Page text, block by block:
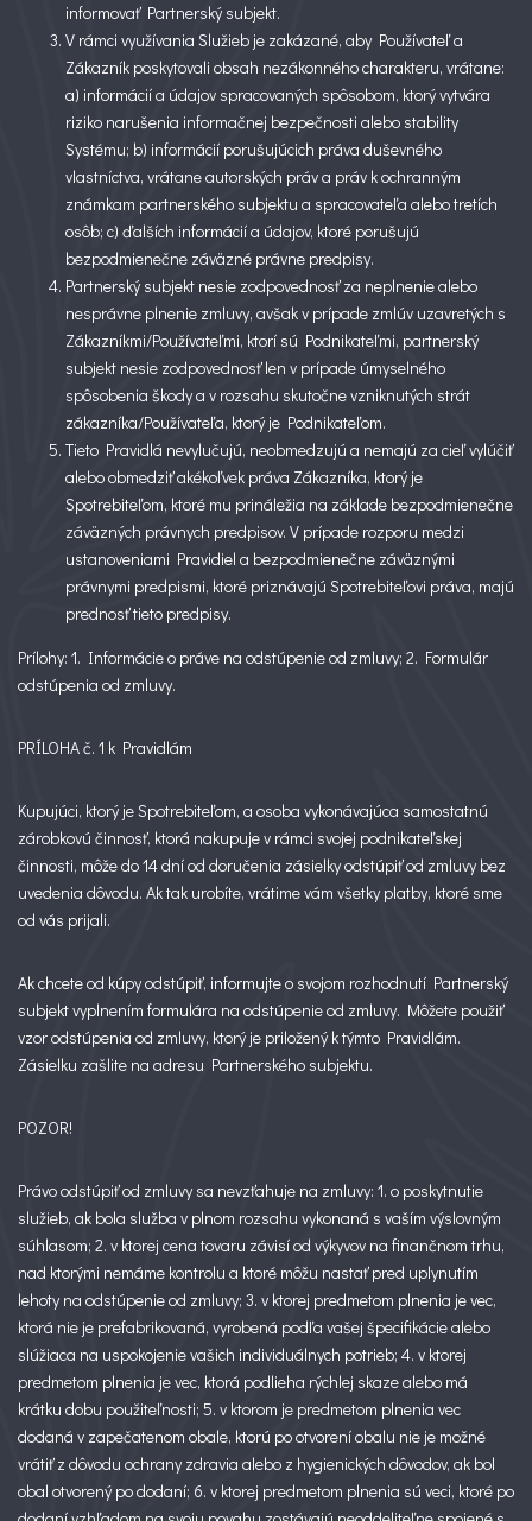
informovať Partnerský subjekt.
V rámci využívania Služieb je zakázané, aby Používateľ a
Zákazník poskytovali obsah nezákonného charakteru, vrátane:
a) informácií a údajov spracovaných spôsobom, ktorý vytvára
riziko narušenia informačnej bezpečnosti alebo stability
Systému; b) informácií porušujúcich práva duševného
vlastníctva, vrátane autorských práv a práv k ochranným
známkam partnerského subjektu a spracovateľa alebo tretích
osôb; c) ďalších informácií a údajov, ktoré porušujú
bezpodmienečne záväzné právne predpisy.
Partnerský subjekt nesie zodpovednosť za neplnenie alebo
nesprávne plnenie zmluvy, avšak v prípade zmlúv uzavretých s
Zákazníkmi/Používateľmi, ktorí sú Podnikateľmi, partnerský
subjekt nesie zodpovednosť len v prípade úmyselného
spôsobenia škody a v rozsahu skutočne vzniknutých strát
zákazníka/Používateľa, ktorý je Podnikateľom.
Tieto Pravidlá nevylučujú, neobmedzujú a nemajú za cieľ vylúčiť
alebo obmedziť akékoľvek práva Zákazníka, ktorý je
Spotrebiteľom, ktoré mu prináležia na základe bezpodmienečne
záväzných právnych predpisov. V prípade rozporu medzi
ustanoveniami Pravidiel a bezpodmienečne záväznými
právnymi predpismi, ktoré priznávajú Spotrebiteľovi práva, majú
prednosť tieto predpisy.
Prílohy: 1. Informácie o práve na odstúpenie od zmluvy; 2. Formulár
odstúpenia od zmluvy.
PRÍLOHA č. 1 k Pravidlám
Kupujúci, ktorý je Spotrebiteľom, a osoba vykonávajúca samostatnú
zárobkovú činnosť, ktorá nakupuje v rámci svojej podnikateľskej
činnosti, môže do 14 dní od doručenia zásielky odstúpiť od zmluvy bez
uvedenia dôvodu. Ak tak urobíte, vrátime vám všetky platby, ktoré sme
od vás prijali.
Ak chcete od kúpy odstúpiť, informujte o svojom rozhodnutí Partnerský
subjekt vyplnením formulára na odstúpenie od zmluvy. Môžete použiť
vzor odstúpenia od zmluvy, ktorý je priložený k týmto Pravidlám.
Zásielku zašlite na adresu Partnerského subjektu.
POZOR!
Právo odstúpiť od zmluvy sa nevzťahuje na zmluvy: 1. o poskytnutie
služieb, ak bola služba v plnom rozsahu vykonaná s vaším výslovným
súhlasom; 2. v ktorej cena tovaru závisí od výkyvov na finančnom trhu,
nad ktorými nemáme kontrolu a ktoré môžu nastať pred uplynutím
lehoty na odstúpenie od zmluvy; 3. v ktorej predmetom plnenia je vec,
ktorá nie je prefabrikovaná, vyrobená podľa vašej špecifikácie alebo
slúžiaca na uspokojenie vašich individuálnych potrieb; 4. v ktorej
predmetom plnenia je vec, ktorá podlieha rýchlej skaze alebo má
krátku dobu použiteľnosti; 5. v ktorom je predmetom plnenia vec
dodaná v zapečatenom obale, ktorú po otvorení obalu nie je možné
vrátiť z dôvodu ochrany zdravia alebo z hygienických dôvodov, ak bol
obal otvorený po dodaní; 6. v ktorej predmetom plnenia sú veci, ktoré po